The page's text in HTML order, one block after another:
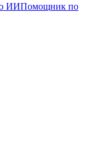
ИИПомощник по